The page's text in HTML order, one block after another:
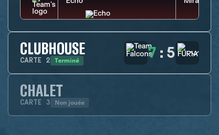
CLUBHOUSE
CARTE 2 Terminé 7 : 5
CHALET
CARTE 3 Non jouée